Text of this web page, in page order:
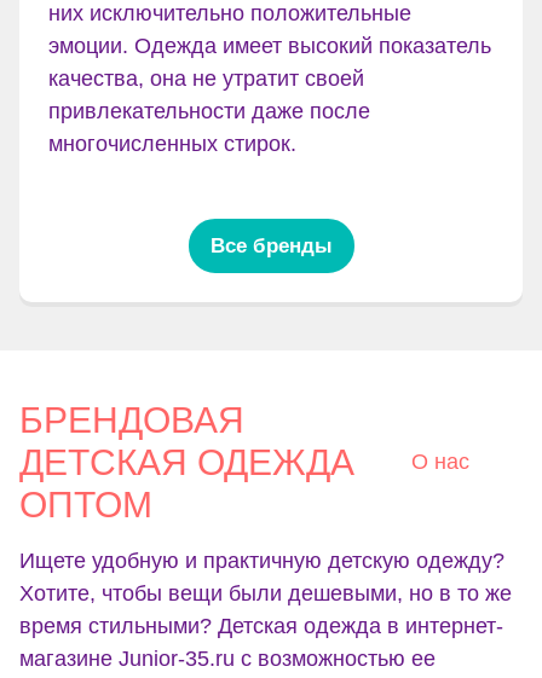
них исключительно положительные
эмоции. Одежда имеет высокий показатель
качества, она не утратит своей
привлекательности даже после
многочисленных стирок.
Все бренды
БРЕНДОВАЯ
ДЕТСКАЯ ОДЕЖДА
ОПТОМ
О нас
Ищете удобную и практичную детскую одежду?
Хотите, чтобы вещи были дешевыми, но в то же
время стильными? Детская одежда в интернет-
магазине Junior-35.ru с возможностью ее